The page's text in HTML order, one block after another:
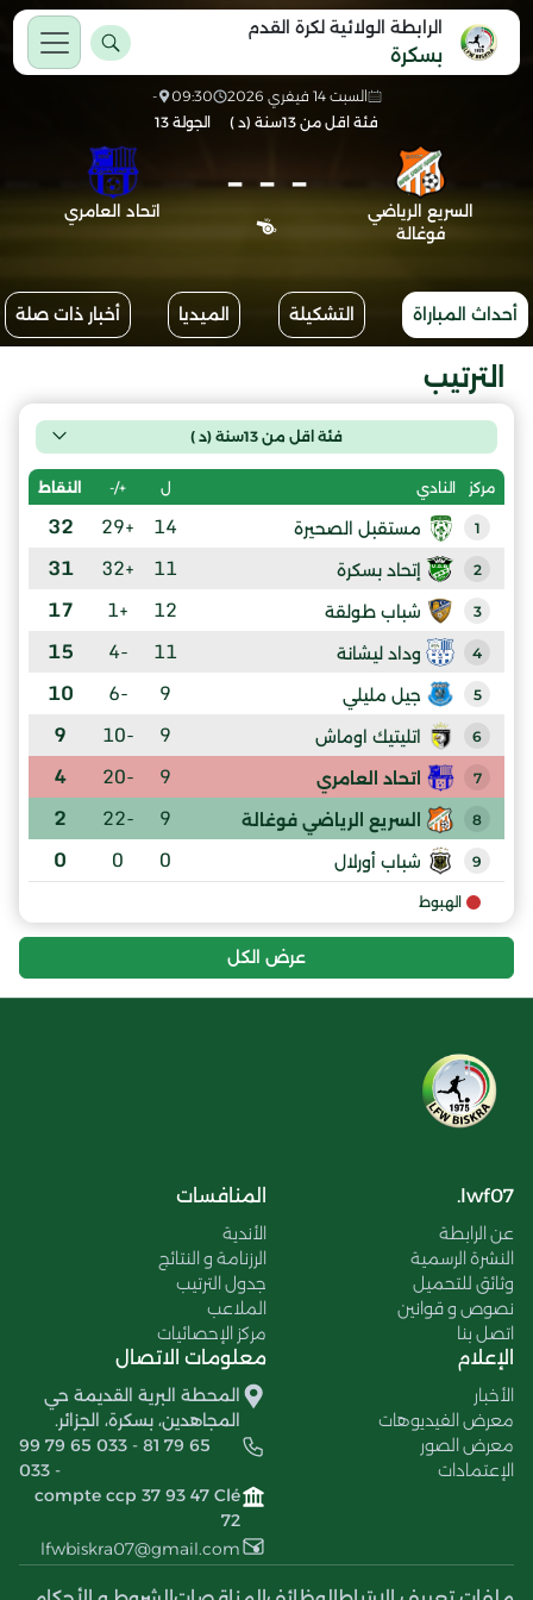
الرابطة الولائية لكرة القدم
بسكرة
السبت 14 فيفري 2026 09:30
-
فئة اقل من 13سنة (د )
الجولة 13
السريع الرياضي
فوغالة
-
-
- اتحاد العامري
أحداث المباراة التشكيلة الميديا أخبار ذات صلة
الترتيب
فئة اقل من 13سنة (د )
مركز النادي ل +/- النقاط
1 مستقبل الصحيرة 14
+29
32
2 إتحاد بسكرة 11
+32
31
3 شباب طولقة 12
+1
17
4 وداد ليشانة 11
-4
15
5 جيل مليلي 9
-6
10
6 اتليتيك اوماش 9
-10
9
7 اتحاد العامري 9
-20
4
8 السريع الرياضي فوغالة 9
-22
2
9 شباب أورلال 0
0
0
الهبوط
عرض الكل
lwf07.
عن الرابطة
النشرة الرسمية
وثائق للتحميل
نصوص و قوانين
اتصل بنا
المنافسات
الأندية
الرزنامة و النتائج
جدول الترتيب
الملاعب
مركز الإحصائيات
الإعلام
الأخبار
معرض الفيديوهات
معرض الصور
الإعتمادات
معلومات الاتصال
المحطة البرية القديمة حي
المجاهدين، بسكرة، الجزائر.
99 79 65 033 - 81 79 65
033 -
compte ccp 37 93 47 Clé
72
lfwbiskra07@gmail.com